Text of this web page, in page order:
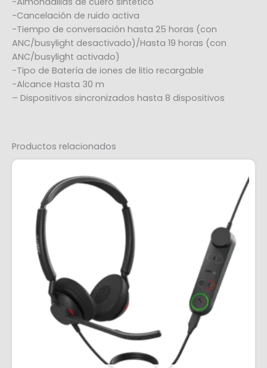
-Cancelación de ruido activa
-Tiempo de conversación hasta 25 horas (con
ANC/busylight desactivado)/Hasta 19 horas (con
ANC/busylight activado)
-Tipo de Batería de iones de litio recargable
-Alcance Hasta 30 m
– Dispositivos sincronizados hasta 8 dispositivos
Productos relacionados